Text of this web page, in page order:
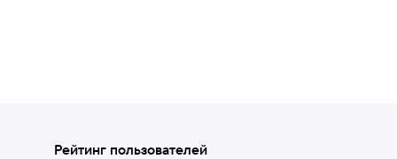
Рейтинг пользователей